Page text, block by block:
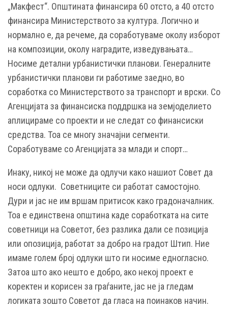
„Макфест“. Општината финансира 60 отсто, а 40 отсто
финансира Министерството за култура. Логично и
нормално е, да речеме, да соработуваме околу изборот
на композиции, околу наградите, изведувањата…
Носиме детални урбанистички планови. Генералните
урбанистички планови ги работиме заедно, во
соработка со Министерството за транспорт и врски. Со
Агенцијата за финансиска поддршка на земјоделието
аплицираме со проекти и не следат со финансиски
средства. Тоа се многу значајни сегменти.
Соработуваме со Агенцијата за млади и спорт…
Инаку, никој не може да одлучи како нашиот Совет да
носи одлуки. Советниците си работат самостојно.
Дури и јас не им вршам притисок како градоначалник.
Тоа е единствена општина каде соработката на сите
советници на Советот, без разлика дали се позиција
или опозиција, работат за добро на градот Штип. Ние
имаме голем број одлуки што ги носиме едногласно.
Затоа што ако нешто е добро, ако некој проект е
коректен и корисен за граѓаните, јас не ја гледам
логиката зошто Советот да гласа на поинаков начин.